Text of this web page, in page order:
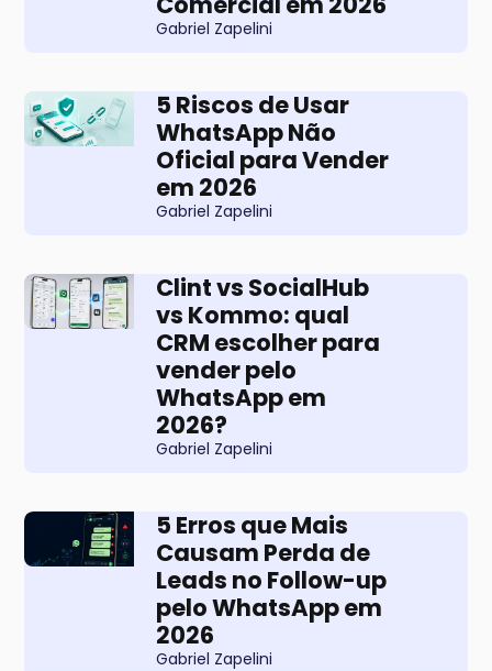
Gabriel Zapelini
5 Riscos de Usar
WhatsApp Não
Oficial para Vender
em 2026
Gabriel Zapelini
Clint vs SocialHub
vs Kommo: qual
CRM escolher para
vender pelo
WhatsApp em
2026?
Gabriel Zapelini
5 Erros que Mais
Causam Perda de
Leads no Follow-up
pelo WhatsApp em
2026
Gabriel Zapelini